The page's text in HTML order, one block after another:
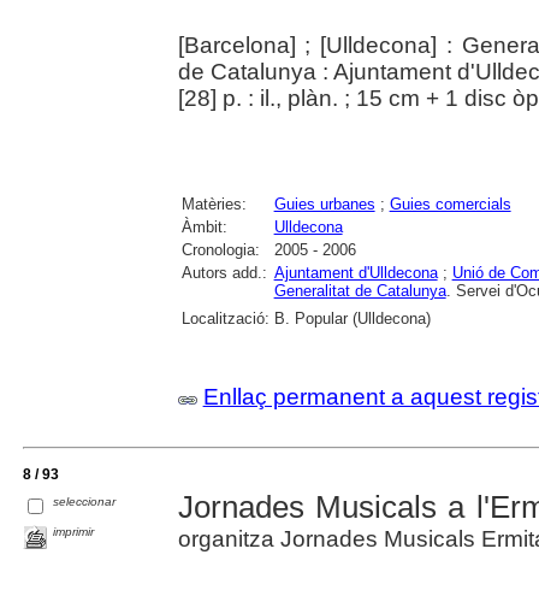
[Barcelona] ; [Ulldecona] :
de Catalunya : Ajuntament
[28] p. : il., plàn. ; 15 cm + 1 disc
Matèries: Guies urbanes ; Guies comercials
Àmbit:
Ulldecona
Cronologia:
2005 - 2006
Autors add.: Ajuntament d'Ulldecona; Unió de
Generalitat de Catalunya. Servei
Localització: B. Popular (Ulldecona)
Enllaç permanent a aquest
8 / 93
seleccionar
imprimir
Jornades Musicals a
organitza Jornades Musicals